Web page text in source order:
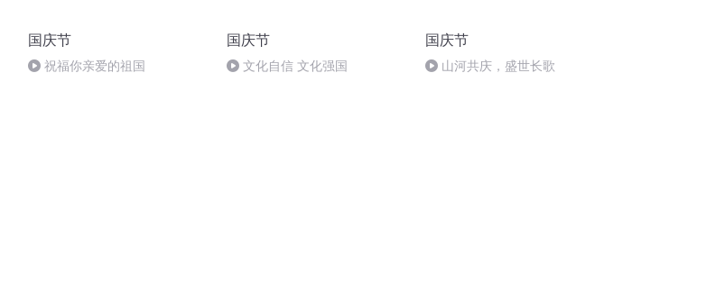
国庆节
祝福你亲爱的祖国
国庆节
文化自信 文化强国
国庆节
山河共庆，盛世长歌